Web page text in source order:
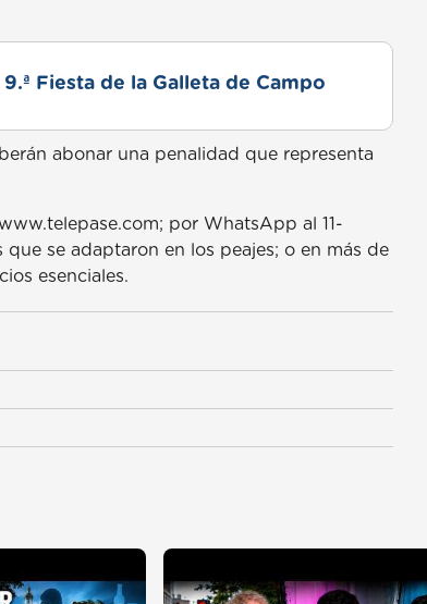
Fiesta de la Galleta de Campo
abonar una penalidad que representa
por WhatsApp al 11-
se adaptaron en los peajes; o en más de
esenciales.